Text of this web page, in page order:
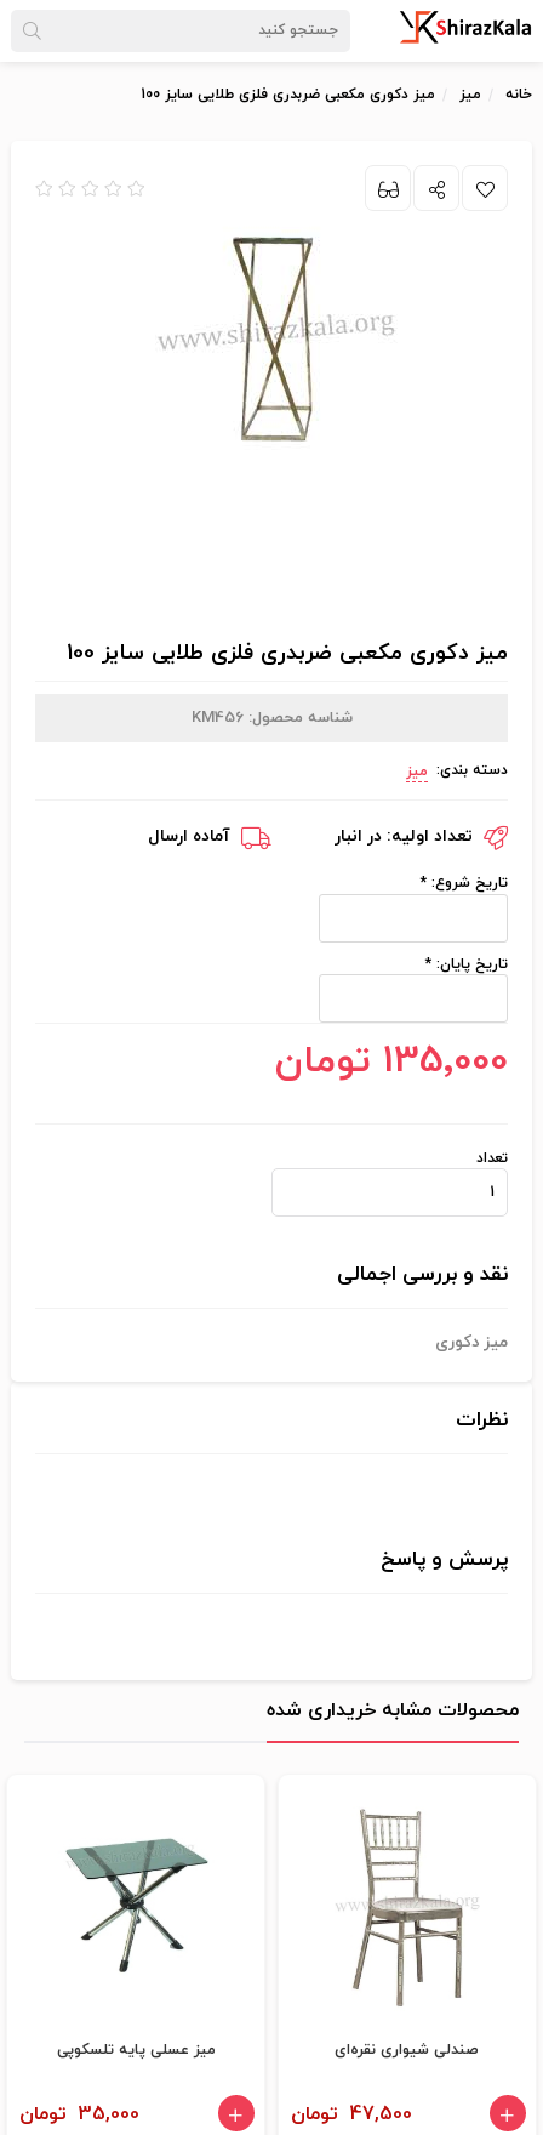
خانه میز میز دکوری مکعبی ضربدری فلزی طلایی سایز 100
میز دکوری مکعبی ضربدری فلزی طلایی سایز 100
شناسه محصول: KM456
دسته بندی: میز
تعداد اولیه: در انبار آماده ارسال
تاریخ شروع: *
تاریخ پایان: *
135٬000 تومان
تعداد
نقد و بررسی اجمالی
میز دکوری
نظرات
پرسش و پاسخ
محصولات مشابه خریداری شده
صندلی شیواری نقره‌ای
47,500 تومان
میز عسلی پایه تلسکوپی
35,000 تومان